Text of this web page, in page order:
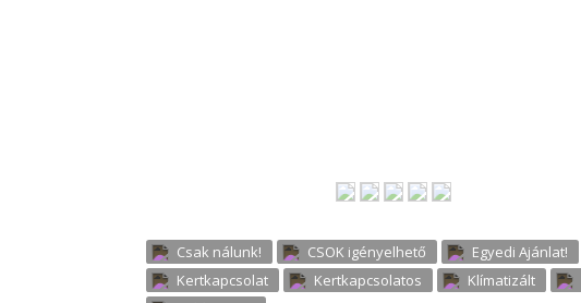
Csak nálunk! CSOK igényelhető Egyedi Ajánlat!
Kertkapcsolat
Kertkapcsolatos Klímatizált